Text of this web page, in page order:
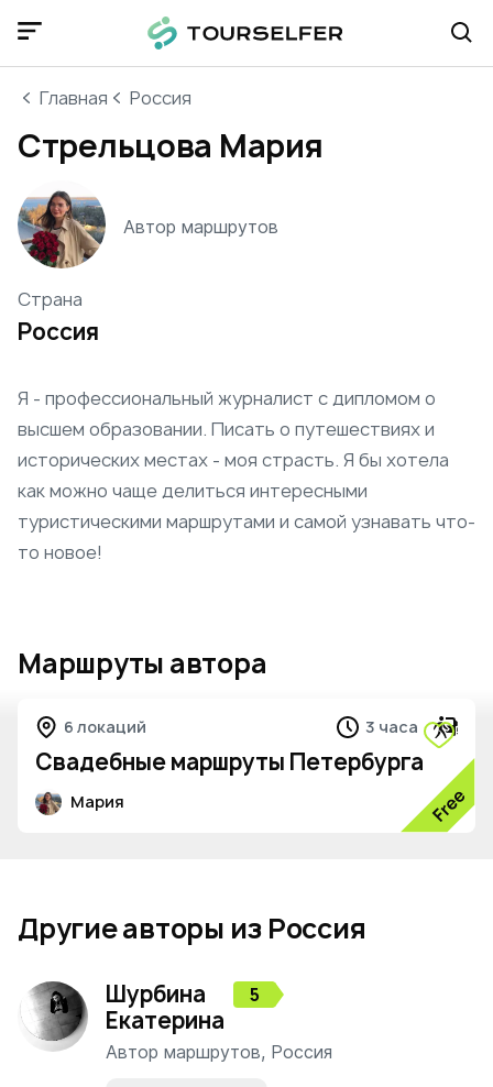
Главная Россия
Стрельцова Мария
Автор маршрутов
Страна
Россия
Я - профессиональный журналист с дипломом о
высшем образовании. Писать о путешествиях и
исторических местах - моя страсть. Я бы хотела
как можно чаще делиться интересными
туристическими маршрутами и самой узнавать что-
то новое!
Маршруты автора
6 локаций 3 часа
Свадебные маршруты Петербурга
Мария
Другие авторы из Россия
Шурбина
Екатерина
5
Автор маршрутов, Россия